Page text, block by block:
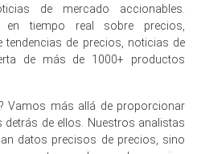
de los costos de las materias
producción de Carbendazim
ya que los gastos de materia
2.7% en marzo de 2026
públicos y operativos
de mercado accionables.
en tiempo real sobre precios,
tendencias de precios, noticias de
de más de 1000+ productos
Vamos más allá de proporcionar
de ellos. Nuestros analistas
datos precisos de precios, sino